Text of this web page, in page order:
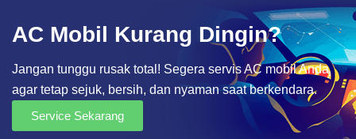
AC Mobil Kurang Dingin?
Jangan tunggu rusak total! Segera servis AC mobil Anda
agar tetap sejuk, bersih, dan nyaman saat berkendara.
Service Sekarang